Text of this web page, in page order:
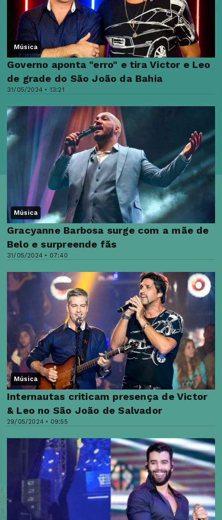
Música
31/05/2024 • 13:21
Governo aponta "erro" e tira Victor e Leo
de grade do São João da Bahia
Música
31/05/2024 • 07:40
Gracyanne Barbosa surge com a mãe de
Belo e surpreende fãs
Música
29/05/2024 • 09:55
Internautas criticam presença de Victor
& Leo no São João de Salvador